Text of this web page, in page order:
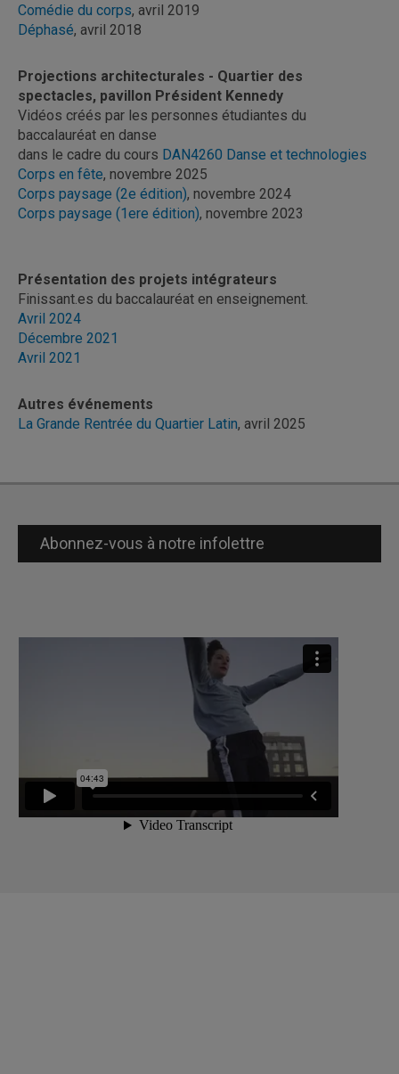
Comédie du corps, avril 2019
Déphasé, avril 2018
Projections architecturales - Quartier des
spectacles, pavillon Président Kennedy
Vidéos créés par les personnes étudiantes du
baccalauréat en danse
dans le cadre du cours DAN4260 Danse et technologies
Corps en fête, novembre 2025
Corps paysage (2e édition), novembre 2024
Corps paysage (1ere édition), novembre 2023
Présentation des projets intégrateurs
Finissant.es du baccalauréat en enseignement.
Avril 2024
Décembre 2021
Avril 2021
Autres événements
La Grande Rentrée du Quartier Latin, avril 2025
Abonnez-vous à notre infolettre